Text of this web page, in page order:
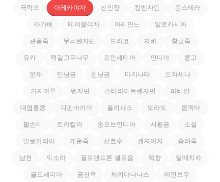
극락조 아레카야자 선인장 킹벤자민 몬스테라
아가베 테이블야자 마리안느 알로카시아
관음죽 무늬벤자민 드라코 자바 황금죽
유카 떡갈고무나무 포인세티아 인디아 콩고
분재 만냥금 천냥금 마지나타 드라세나
가지마루 벤자민 스타라이트벤자민 파비안
대엽홍콩 디펜바키아 폴리샤스 도라도 콤팩타
팔손이 트라칼라 송오브인디아 서황금 소철
알로카리아 개운죽 산호수 겐자야자 종려죽
남천 익소라 필로덴드론 셀로움 목향 열매치자
골드세피아 금천죽 체리아나나스 레인보우